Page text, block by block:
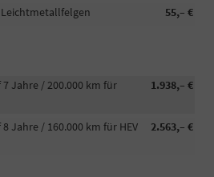
55,– €
1.938,– €
Jahre / 200.000 km für
2.563,– €
Jahre / 160.000 km für HEV